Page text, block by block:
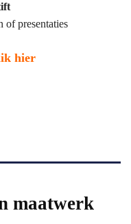
of presentaties
hier
maatwerk